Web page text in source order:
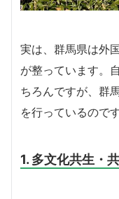
実は、群馬県は外
が整っています。
ちろんですが、群
を行っているのです
1. 多文化共生・